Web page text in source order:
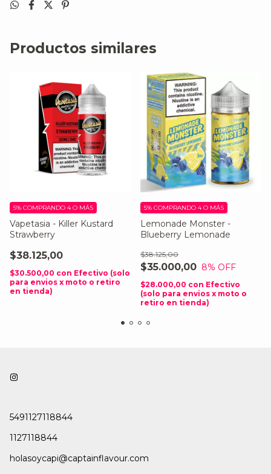
Productos similares
Vapetasia - Killer Kustard
Strawberry
$38.125,00
5% COMPRANDO 4 O MÁS
$30.500,00 con Efectivo (solo
para envios x moto o retiro
en tienda)
Lemonade Monster -
Blueberry Lemonade
$35.000,00
$38.125,00
8% OFF
5% COMPRANDO 4 O MÁS
$28.000,00 con Efectivo
(solo para envios x moto o
retiro en tienda)
5491127118844
1127118844
holasoycapi@captainflavour.com